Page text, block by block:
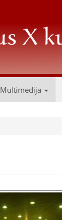
Multimedija